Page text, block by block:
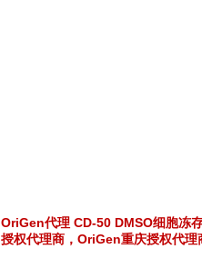
OriGen代理 CD-50 DMSO细胞冻
授权代理商，OriGen重庆授权代